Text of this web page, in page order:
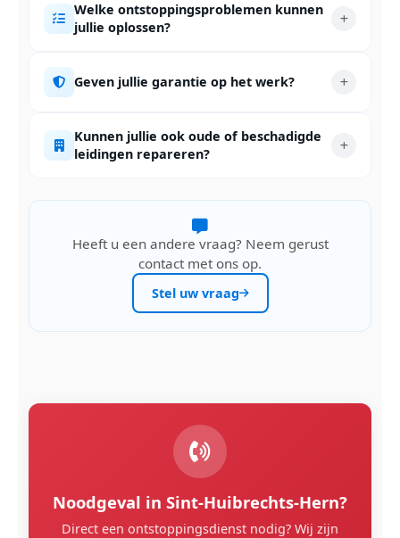
Welke ontstoppingsproblemen kunnen
jullie oplossen?
Geven jullie garantie op het werk?
Kunnen jullie ook oude of beschadigde
leidingen repareren?
Heeft u een andere vraag? Neem gerust
contact met ons op.
Stel uw vraag
Noodgeval in Sint-Huibrechts-Hern?
Direct een ontstoppingsdienst nodig? Wij zijn